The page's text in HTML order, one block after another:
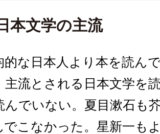
本文学の主流
的な日本人より本を読ん
主流とされる日本文学を
んでいない。夏目漱石も
でこなかった。星新一も